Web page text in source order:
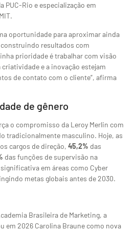
PUC-Rio e especialização em
oportunidade para aproximar ainda
resultados com
prioridade é trabalhar com visão
e a inovação estejam
de contato com o cliente”, afirma
de gênero
o compromisso da Leroy Merlin com
tradicionalmente masculino. Hoje, as
cargos de direção, 45,2% das
das funções de supervisão na
em áreas como Cyber
metas globais antes de 2030.
Brasileira de Marketing, a
em 2026 Carolina Braune como nova